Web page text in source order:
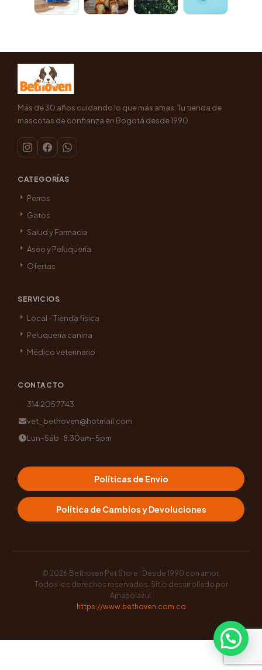
Más de 30 años cuidando lo que más amas. Tu tienda de
mascotas de confianza en Bogotá desde 1990.
CATEGORÍAS
Perros
Gatos
Salud y Farmacia
Aseo y Peluquería
Ofertas
SERVICIOS
Local - Tienda física
Peluquería canina
Médico veterinario
CONTACTO
314 205 7743
vet_bethoven@hotmail.com
Lun–Sáb · 8:30am–5pm
Políticas de Envio
Política de Cambios y Devoluciones
© 2026 Bethoven Pet Store · Desde 1990 con amor.
Todos los derechos reservados. Sitio desarrollado por
Amapolazul .
https://www.bethoven.com.co